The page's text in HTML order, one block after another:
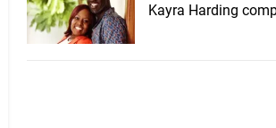
Kayra Harding